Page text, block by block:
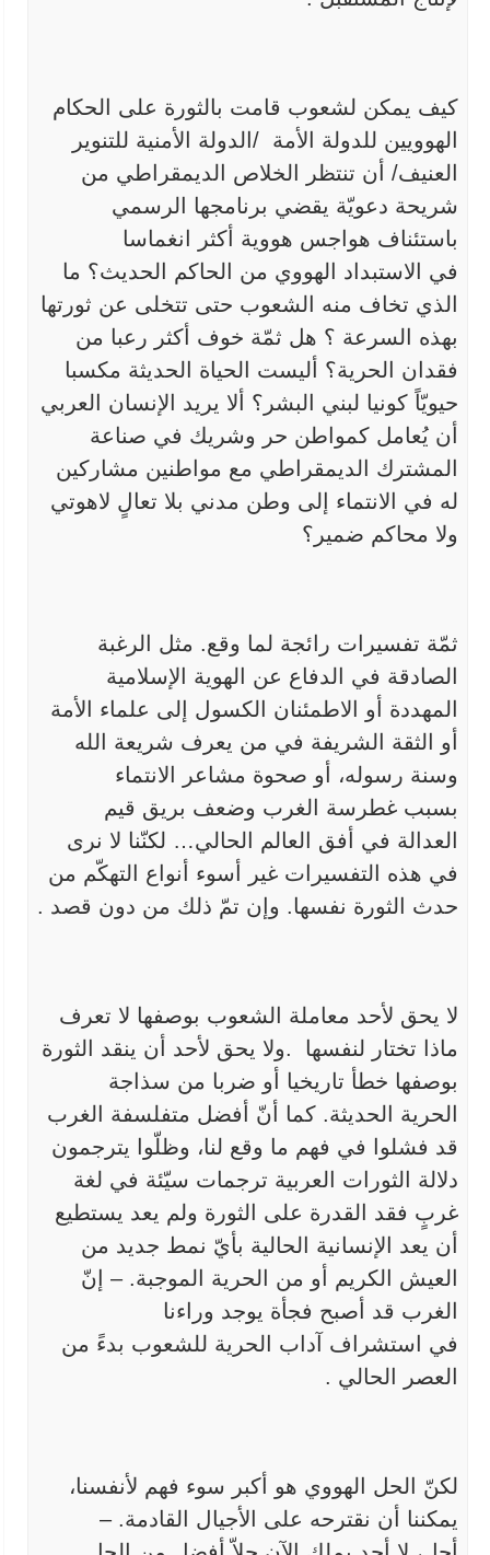
كيف يمكن لشعوب قامت بالثورة على الحكام
الهوويين للدولة الأمة / الدولة الأمنية للتنوير
العنيف/ أن تنتظر الخلاص الديمقراطي من
شريحة دعويّة يقضي برنامجها الرسمي
باستئناف هواجس هووية أكثر انغماسا
في
الاستبداد الهووي من الحاكم الحديث؟ ما
الذي تخاف منه الشعوب حتى تتخلى عن ثورتها
بهذه السرعة ؟ هل ثمّة خوف أكثر رعبا من
فقدان الحرية؟ أليست الحياة
الحديثة مكسبا
حيويّاً كونيا لبني البشر؟ ألا يريد الإنسان العربي
أن يُعامل كمواطن حر وشريك في صناعة
المشترك الديمقراطي مع مواطنين مشاركين
له في الانتماء إلى وطن مدني بلا تعالٍ لاهوتي
ولا محاكم ضمير؟
ثمّة تفسيرات رائجة لما وقع. مثل الرغبة
الصادقة في الدفاع عن
الهوية الإسلامية
المهددة أو الاطمئنان الكسول إلى علماء الأمة
أو الثقة
الشريفة في من يعرف شريعة الله
وسنة رسوله، أو صحوة مشاعر الانتماء
بسبب غطرسة الغرب وضعف بريق قيم
العدالة في أفق العالم الحالي… لكنّنا لا نرى
في هذه التفسيرات غير أسوء أنواع التهكّم من
حدث الثورة نفسها. وإن تمّ ذلك من دون قصد .
لا يحق لأحد معاملة الشعوب بوصفها لا تعرف
ماذا تختار لنفسها
.ولا يحق لأحد أن ينقد الثورة
بوصفها خطأ تاريخيا أو ضربا من سذاجة
الحرية
الحديثة. كما أنّ أفضل متفلسفة الغرب
قد فشلوا في فهم ما وقع لنا، وظلّوا
يترجمون
دلالة الثورات العربية ترجمات سيّئة في لغة
غربٍ فقد القدرة على
الثورة ولم يعد يستطيع
أن يعد الإنسانية الحالية بأيّ نمط جديد من
العيش
الكريم أو من الحرية الموجبة. – إنّ
الغرب قد أصبح فجأة يوجد وراءنا
في
استشراف آداب الحرية للشعوب بدءً من
العصر الحالي .
لكنّ الحل الهووي هو أكبر سوء فهم لأنفسنا،
يمكننا أن نقترحه على الأجيال القادمة. –